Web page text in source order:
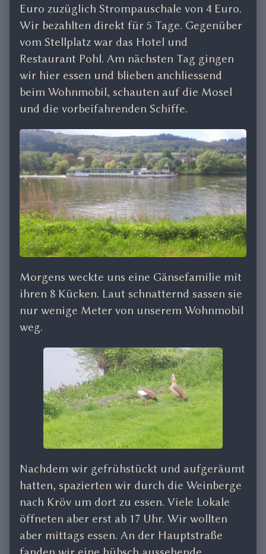
Euro zuzüglich Strompauschale von 4 Euro.
Wir bezahlten direkt für 5 Tage. Gegenüber
vom Stellplatz war das Hotel und
Restaurant Pohl. Am nächsten Tag gingen
wir hier essen und blieben anchliessend
beim Wohnmobil, schauten auf die Mosel
und die vorbeifahrenden Schiffe.
Morgens weckte uns eine Gänsefamilie mit
ihren 8 Kücken. Laut schnatternd sassen sie
nur wenige Meter von unserem Wohnmobil
weg.
Nachdem wir gefrühstückt und aufgeräumt
hatten, spazierten wir durch die Weinberge
nach Kröv um dort zu essen. Viele Lokale
öffneten aber erst ab 17 Uhr. Wir wollten
aber mittags essen. An der Hauptstraße